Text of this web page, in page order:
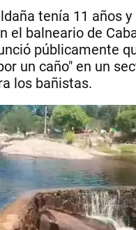
tenía 11 años
el balneario de
públicamente
un caño" en un
los bañistas.